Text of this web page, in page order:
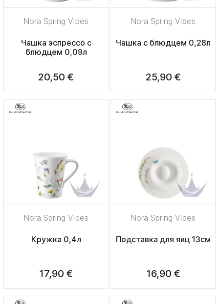
Nora Spring Vibes
Чашка эспрессо с
блюдцем 0,09л
20,50 €
Nora Spring Vibes
Чашка с блюдцем 0,28л
25,90 €
Nora Spring Vibes
Кружка 0,4л
17,90 €
Nora Spring Vibes
Подставка для яиц 13см
16,90 €